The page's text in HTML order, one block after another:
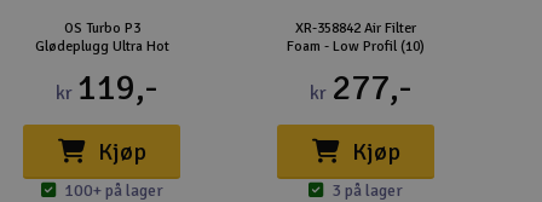
OS Turbo P3
Glødeplugg Ultra Hot
kr 119,-
Kjøp
100+ på lager
XR-358842 Air Filter
Foam - Low Profil (10)
kr 277,-
Kjøp
3 på lager